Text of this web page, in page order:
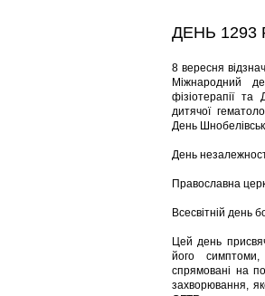
ДЕНЬ 1293
8 вересня
Міжнародний
фізіотерапії та
дитячої
День
День
Православна
Всесвітній день
Цей день
його
спрямовані на
захворювання,